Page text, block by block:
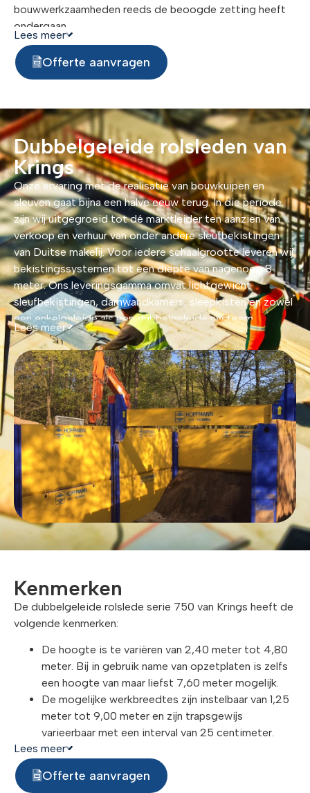
bouwwerkzaamheden reeds de beoogde zetting heeft
ondergaan.
De geleideplaten en -balken schuiven in dit systeem
onafhankelijk van elkaar op- en neerwaarts. De ene plaat
ook in ingegraven hoedanigheid in hoogte worden
aangepast wat vooral voordelen biedt wanneer
omvangrijke buisdiameters worden gehanteerd.
Lees meer
Offerte aanvragen
Dubbelgeleide rolsleden van
Krings
Onze ervaring met de realisatie van bouwkuipen en
sleuven gaat bijna een halve eeuw terug. In die periode
zijn wij uitgegroeid tot dé marktleider ten aanzien van
verkoop en verhuur van onder andere sleufbekistingen
van Duitse makelij. Voor iedere schaalgrootte leveren wij
bekistingssystemen tot een diepte van nagenoeg 8
meter. Ons leveringsgamma omvat lichtgewicht
sleufbekistingen, damwandkamers, sleepkisten en zowel
een enkelgeleide als een dubbelgeleide systeem.
Afgezien van bekisting behoort ook aankoop en huur van
enkel- en dubbelgeleide putten tot de mogelijkheden bij
Krings.
Lees meer
Kenmerken
De dubbelgeleide rolslede serie 750 van Krings heeft de
volgende kenmerken:
De hoogte is te variëren van 2,40 meter tot 4,80
meter. Bij in gebruik name van opzetplaten is zelfs
een hoogte van maar liefst 7,60 meter mogelijk.
De mogelijke werkbreedtes zijn instelbaar van 1,25
meter tot 9,00 meter en zijn trapsgewijs
varieerbaar met een interval van 25 centimeter.
De maximale doorlaathoogte bedraagt 3,69 meter.
Met het dubbelgeleide systeem van Krings wordt 100%
veilig, effectief en efficiënt werken tegelijkertijd
Lees meer
Offerte aanvragen